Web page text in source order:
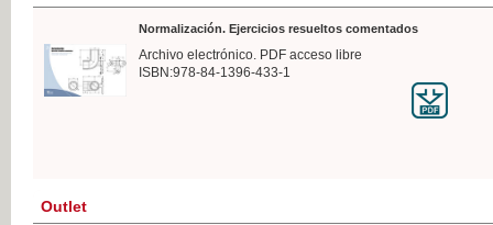
Normalización. Ejercicios resueltos comentados
Archivo electrónico. PDF acceso libre
ISBN:978-84-1396-433-1
Outlet